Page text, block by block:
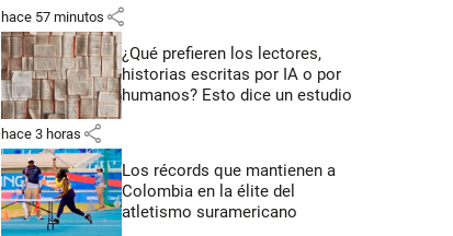
hace 57 minutos share
¿Qué prefieren los lectores,
historias escritas por IA o por
humanos? Esto dice un estudio
hace 3 horas share
Los récords que mantienen a
Colombia en la élite del
atletismo suramericano